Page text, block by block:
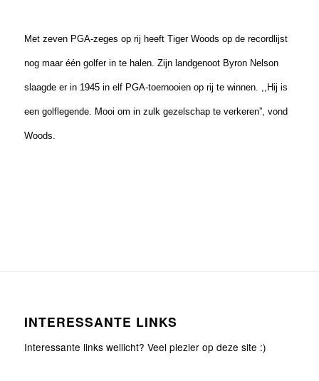
Met zeven PGA-zeges op rij heeft Tiger Woods op de recordlijst
nog maar één golfer in te halen. Zijn landgenoot Byron Nelson
slaagde er in 1945 inelf PGA-toernooien op rij te winnen. ,,Hij is
een golflegende. Mooi om in zulk gezelschap te verkeren”, vond
Woods.
INTERESSANTE LINKS
Interessante links wellicht? Veel plezier op deze site :)